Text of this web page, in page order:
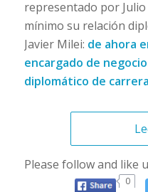
representado por
mínimo su relación
Javier Milei: de ahora
encargado de
diplomático de
Please follow and like
0